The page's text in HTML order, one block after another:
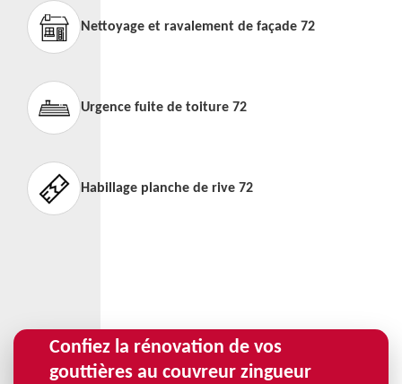
Nettoyage et ravalement de façade 72
Urgence fuite de toiture 72
Habillage planche de rive 72
Confiez la rénovation de vos
gouttières au couvreur zingueur